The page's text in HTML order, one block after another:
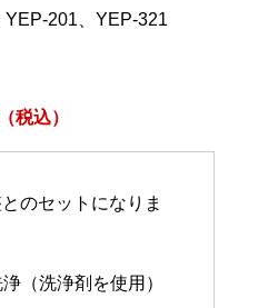
YEP-201、YEP-321
税込）
のセットになりま
（洗浄剤を使用）